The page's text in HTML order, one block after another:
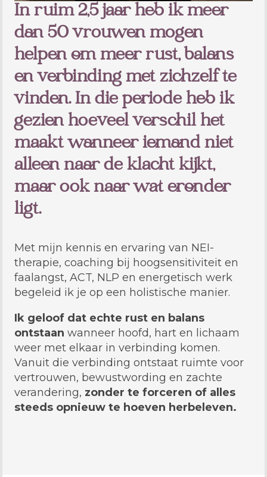
In ruim 2,5 jaar heb ik meer
dan 50 vrouwen mogen
helpen om meer rust, balans
en verbinding met zichzelf te
vinden. In die periode heb ik
gezien hoeveel verschil het
maakt wanneer iemand niet
alleen naar de klacht kijkt,
maar ook naar wat eronder
ligt.
Met mijn kennis en ervaring van NEI-
therapie, coaching bij hoogsensitiviteit en
faalangst, ACT, NLP en energetisch werk
begeleid ik je op een holistische manier.
Ik geloof dat echte rust en balans
ontstaan wanneer hoofd, hart en lichaam
weer met elkaar in verbinding komen.
Vanuit die verbinding ontstaat ruimte voor
vertrouwen, bewustwording en zachte
verandering, zonder te forceren of alles
steeds opnieuw te hoeven herbeleven.